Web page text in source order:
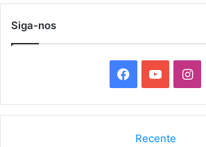
Siga-nos
a
o
I
n
Recente